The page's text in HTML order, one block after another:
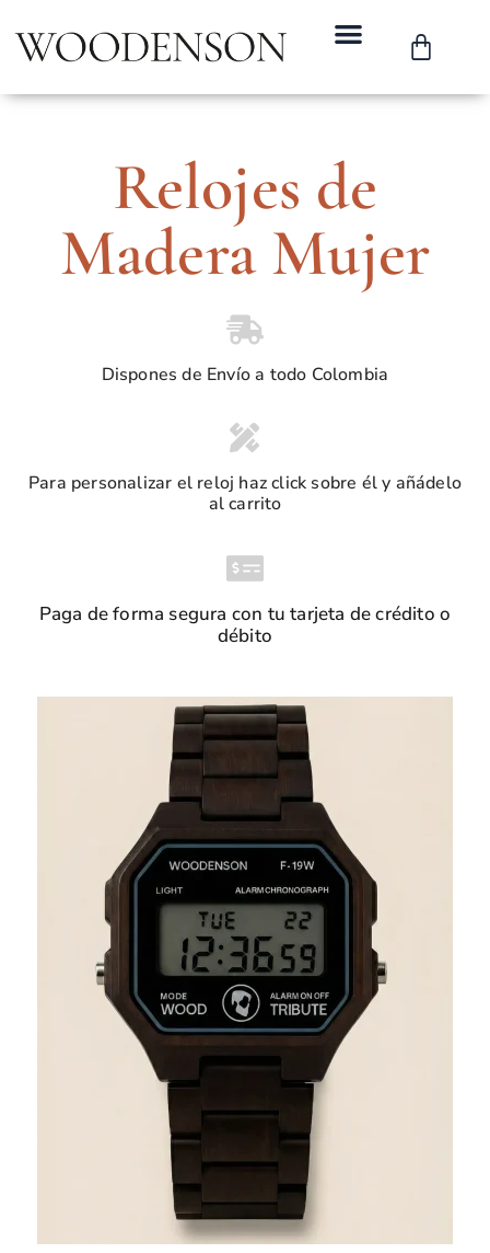
Relojes de
Madera Mujer
Dispones de Envío a todo Colombia
Para personalizar el reloj haz click sobre él y añádelo
al carrito
Paga de forma segura con tu tarjeta de crédito o
débito